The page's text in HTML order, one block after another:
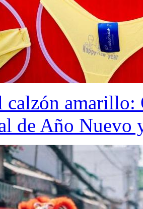
calzón amarillo:
de Año Nuevo